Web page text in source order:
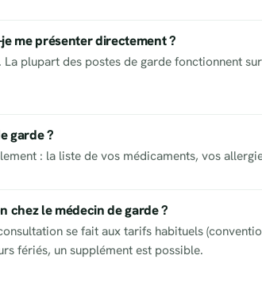
me présenter directement ?
plupart des postes de garde fonctionnent
garde ?
: la liste de vos médicaments, vos
chez le médecin de garde ?
se fait aux tarifs habituels
fériés, un supplément est possible.